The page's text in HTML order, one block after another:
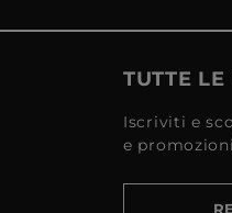
TUTTE
Iscriviti e
e